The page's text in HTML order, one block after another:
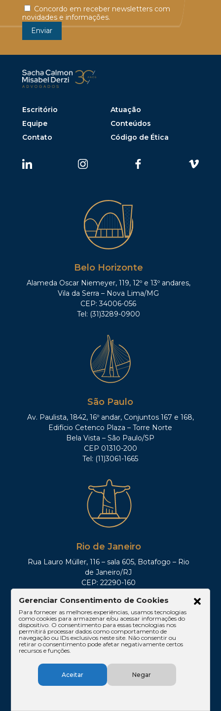
Concordo em receber newsletters com
novidades e informações.
Escritório
Atuação
Equipe
Conteúdos
Contato
Código de Ética
Belo Horizonte
Alameda Oscar Niemeyer, 119, 12º e 13º andares,
Vila da Serra – Nova Lima/MG
CEP: 34006-056
Tel: (31)3289-0900
São Paulo
Av. Paulista, 1842, 16º andar, Conjuntos 167 e 168,
Edifício Cetenco Plaza – Torre Norte
Bela Vista – São Paulo/SP
CEP 01310-200
Tel: (11)3061-1665
Rio de Janeiro
Rua Lauro Müller, 116 – sala 605, Botafogo – Rio
de Janeiro/RJ
CEP: 22290-160
Brasília
Gerenciar Consentimento de Cookies
Para fornecer as melhores experiências, usamos tecnologias
como cookies para armazenar e/ou acessar informações do
dispositivo. O consentimento para essas tecnologias nos
permitirá processar dados como comportamento de
navegação ou IDs exclusivos neste site. Não consentir ou
retirar o consentimento pode afetar negativamente certos
recursos e funções.
Aceitar Negar